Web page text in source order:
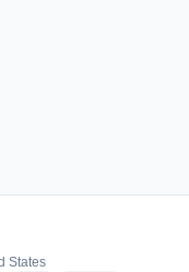
States